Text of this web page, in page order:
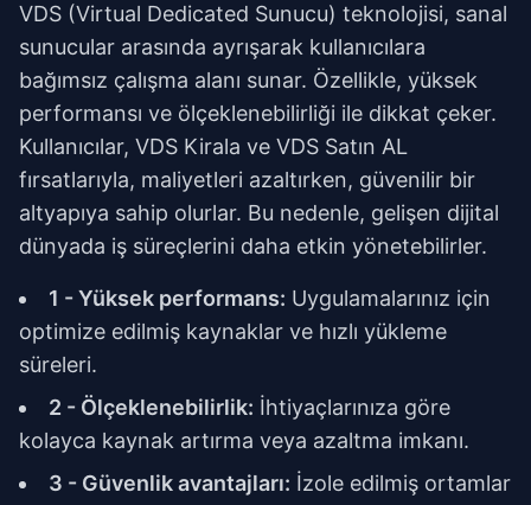
VDS (Virtual Dedicated Sunucu) teknolojisi, sanal
sunucular arasında ayrışarak kullanıcılara
bağımsız çalışma alanı sunar. Özellikle, yüksek
performansı ve ölçeklenebilirliği ile dikkat çeker.
Kullanıcılar, VDS Kirala ve VDS Satın AL
fırsatlarıyla, maliyetleri azaltırken, güvenilir bir
altyapıya sahip olurlar. Bu nedenle, gelişen dijital
dünyada iş süreçlerini daha etkin yönetebilirler.
1 - Yüksek performans: Uygulamalarınız için
optimize edilmiş kaynaklar ve hızlı yükleme
süreleri.
2 - Ölçeklenebilirlik: İhtiyaçlarınıza göre
kolayca kaynak artırma veya azaltma imkanı.
3 - Güvenlik avantajları: İzole edilmiş ortamlar